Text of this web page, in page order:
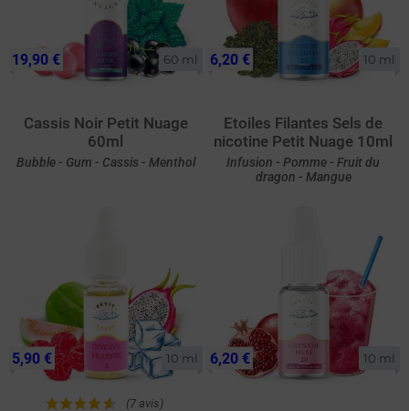
60 ml
Cassis Noir Petit Nuage
60ml
Bubble - Gum - Cassis - Menthol
19,90 € 10 ml
Etoiles Filantes Sels de
nicotine Petit Nuage 10ml
Infusion - Pomme - Fruit du
dragon - Mangue
6,20 €
10 ml
(7 avis)
5,90 € 10 ml
6,20 €